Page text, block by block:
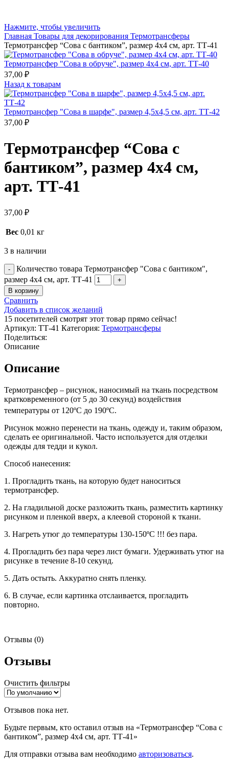
Нажмите, чтобы увеличить
Главная Товары для декорирования Термотрансферы
Термотрансфер “Сова с бантиком”, размер 4х4 см, арт. ТТ-41
Термотрансфер "Сова в обруче", размер 4х4 см, арт. ТТ-40
37,00 ₽
Назад к товарам
Термотрансфер "Сова в шарфе", размер 4,5х4,5 см, арт. ТТ-42
37,00 ₽
Термотрансфер “Сова с
бантиком”, размер 4х4 см,
арт. ТТ-41
37,00 ₽
Вес 0,01 кг
3 в наличии
Количество товара Термотрансфер "Сова с бантиком",
размер 4х4 см, арт. ТТ-41
В корзину
Сравнить
Добавить в список желаний
15 посетителей смотрят этот товар прямо сейчас!
Артикул: ТТ-41 Категория: Термотрансферы
Поделиться:
Описание
Описание
Термотрансфер – рисунок, наносимый на ткань посредством
кратковременного (от 5 до 30 секунд) воздействия
температуры от 120ºС до 190ºС.
Рисунок можно перенести на ткань, одежду и, таким образом,
сделать ее оригинальной. Часто используется для отделки
одежды для тедди и кукол.
Способ нанесения:
1. Прогладить ткань, на которую будет наноситься
термотрансфер.
2. На гладильной доске разложить ткань, разместить картинку
рисунком и пленкой вверх, а клеевой стороной к ткани.
3. Нагреть утюг до температуры 130-150ºС !!! без пара.
4. Прогладить без пара через лист бумаги. Удерживать утюг на
рисунке в течение 8-10 секунд.
5. Дать остыть. Аккуратно снять пленку.
6. В случае, если картинка отслаивается, прогладить
повторно.
Отзывы (0)
Отзывы
Очистить фильтры
Отзывов пока нет.
Будьте первым, кто оставил отзыв на «Термотрансфер “Сова с
бантиком”, размер 4х4 см, арт. ТТ-41»
Для отправки отзыва вам необходимо авторизоваться.